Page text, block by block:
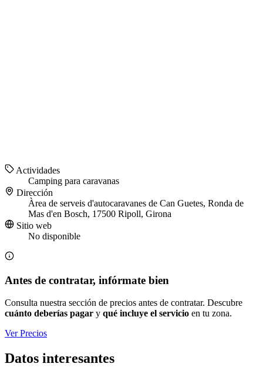
Actividades
Camping para caravanas
Dirección
Àrea de serveis d'autocaravanes de Can Guetes, Ronda de
Mas d'en Bosch, 17500 Ripoll, Girona
Sitio web
No disponible
Antes de contratar, infórmate bien
Consulta nuestra sección de precios antes de contratar. Descubre
cuánto deberías pagar y qué incluye el servicio en tu zona.
Ver Precios
Datos interesantes